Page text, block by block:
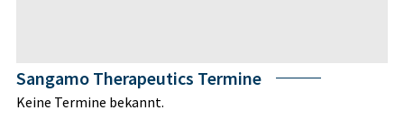
Sangamo Therapeutics Termine
Keine Termine bekannt.